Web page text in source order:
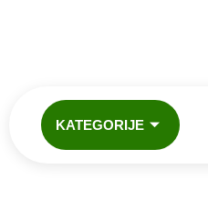
KATEGORIJE